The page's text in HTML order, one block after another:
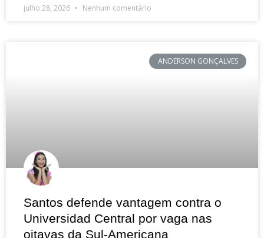
julho 28, 2026 Nenhum comentário
ANDERSON GONÇALVES
Santos defende vantagem contra o
Universidad Central por vaga nas
oitavas da Sul-Americana